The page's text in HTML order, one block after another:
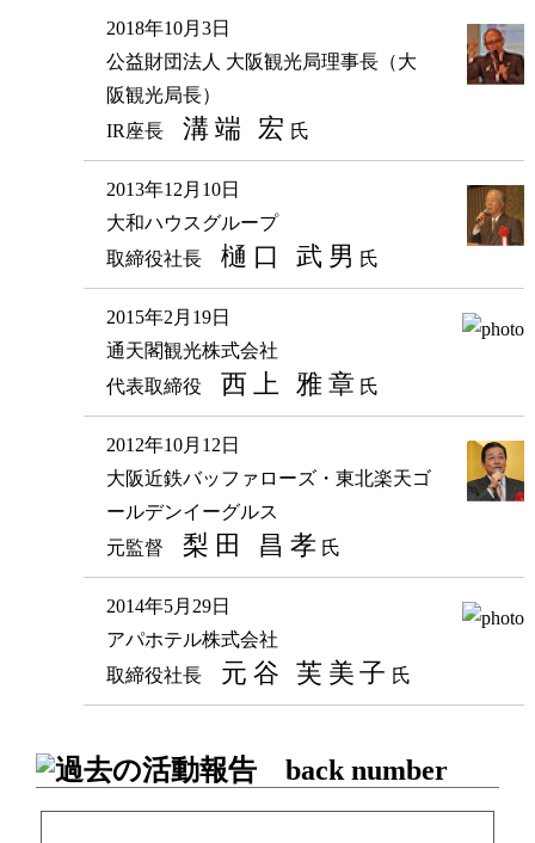
2018年10月3日
公益財団法人 大阪観光局理事長（大
阪観光局長）
IR座長溝端 宏 氏
2013年12月10日
大和ハウスグループ
取締役社長樋口 武男 氏
2015年2月19日
通天閣観光株式会社
代表取締役 西上 雅章 氏
2012年10月12日
大阪近鉄バッファローズ・東北楽天ゴ
ールデンイーグルス
元監督梨田 昌孝 氏
2014年5月29日
アパホテル株式会社
取締役社長 元谷 芙美子 氏